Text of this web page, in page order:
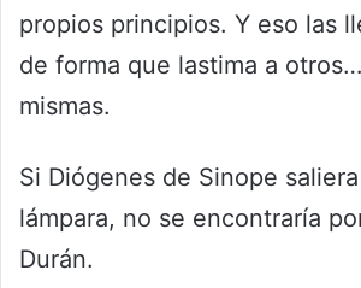
propios principios. Y eso las
de forma que lastima a
mismas.
Si Diógenes de Sinope
lámpara, no se encontraría
Durán.